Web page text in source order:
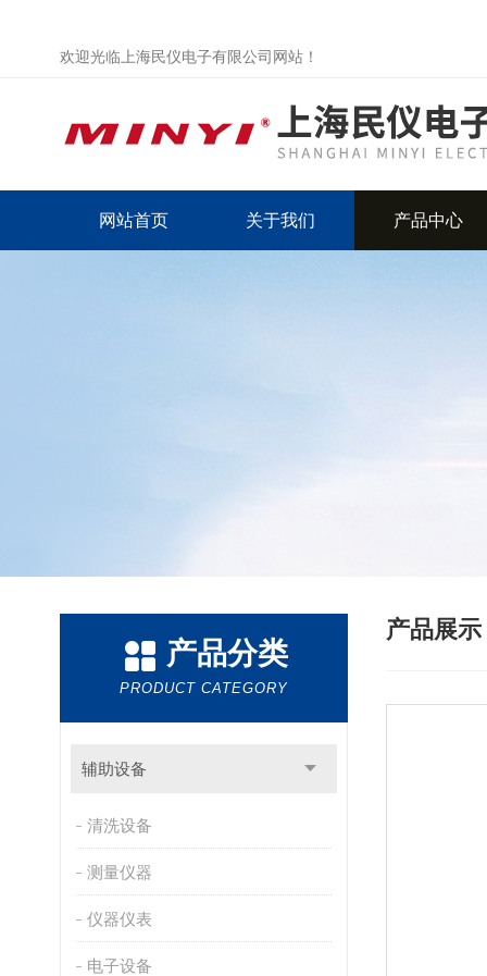
欢迎光临上海民仪电子有限公司网站！
网站首页 关于我们 产品中心
产品分类
PRODUCT CATEGORY
辅助设备
清洗设备
测量仪器
仪器仪表
电子设备
产品展示